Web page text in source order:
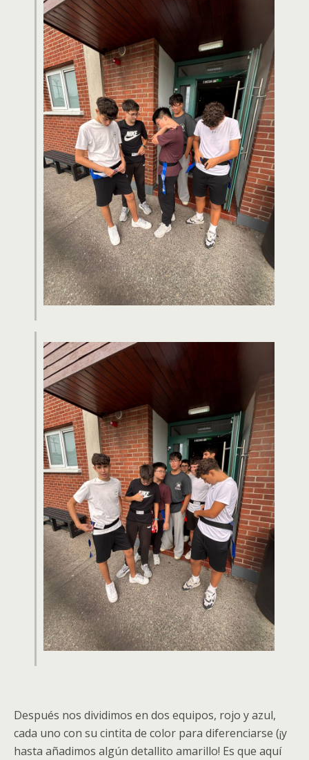
Después nos dividimos en dos equipos, rojo y azul,
cada uno con su cintita de color para diferenciarse (¡y
hasta añadimos algún detallito amarillo! Es que aquí